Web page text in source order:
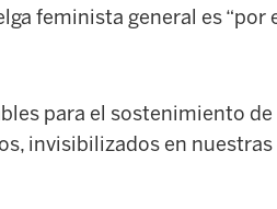
feminista general es
para el sostenimiento
invisibilizados en nuestras